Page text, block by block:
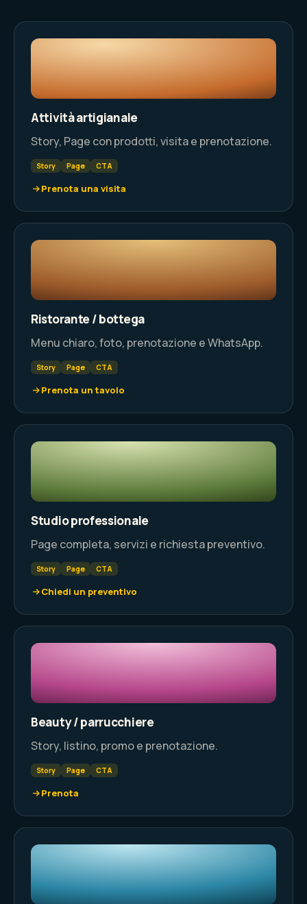
Attività artigianale
Story, Page con prodotti, visita e prenotazione.
Story Page CTA
Prenota una visita
Ristorante / bottega
Menu chiaro, foto, prenotazione e WhatsApp.
Story Page CTA
Prenota un tavolo
Studio professionale
Page completa, servizi e richiesta preventivo.
Story Page CTA
Chiedi un preventivo
Beauty / parrucchiere
Story, listino, promo e prenotazione.
Story Page CTA
Prenota